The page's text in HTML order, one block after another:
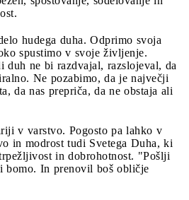
hudega duha. Odprimo svoja
spustimo v svoje življenje.
duh ne bi razdvajal, razslojeval, da
Ne pozabimo, da je največji
da nas prepriča, da ne obstaja ali
v varstvo. Pogosto pa lahko v
in modrost tudi Svetega Duha, ki
in dobrohotnost. "Pošlji
bomo. In prenovil boš obličje